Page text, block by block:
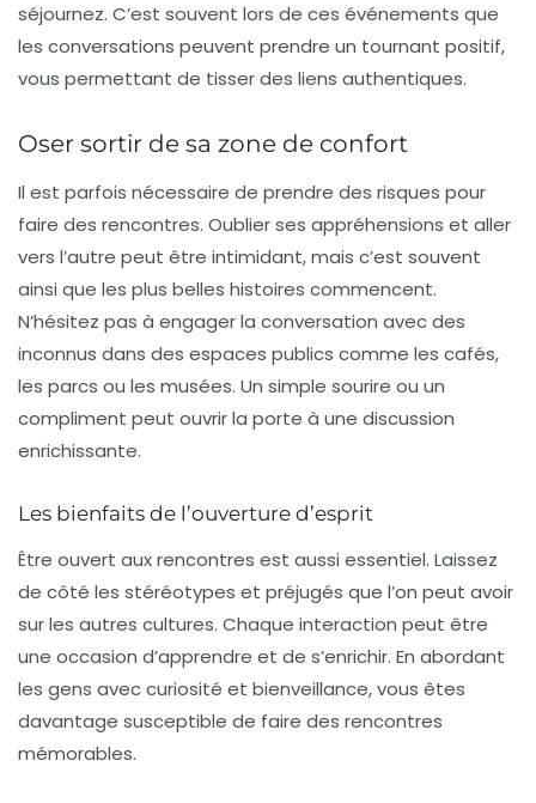
séjournez. C’est souvent lors de ces événements que
les conversations peuvent prendre un tournant positif,
vous permettant de tisser des liens authentiques.
Oser sortir de sa zone de confort
Il est parfois nécessaire de prendre des risques pour
faire des rencontres. Oublier ses appréhensions et aller
vers l’autre peut être intimidant, mais c’est souvent
ainsi que les plus belles histoires commencent.
N’hésitez pas à engager la conversation avec des
inconnus dans des espaces publics comme les cafés,
les parcs ou les musées. Un simple sourire ou un
compliment peut ouvrir la porte à une discussion
enrichissante.
Les bienfaits de l’ouverture d’esprit
Être ouvert aux rencontres est aussi essentiel. Laissez
de côté les stéréotypes et préjugés que l’on peut avoir
sur les autres cultures. Chaque interaction peut être
une occasion d’apprendre et de s’enrichir. En abordant
les gens avec curiosité et bienveillance, vous êtes
davantage susceptible de faire des rencontres
mémorables.